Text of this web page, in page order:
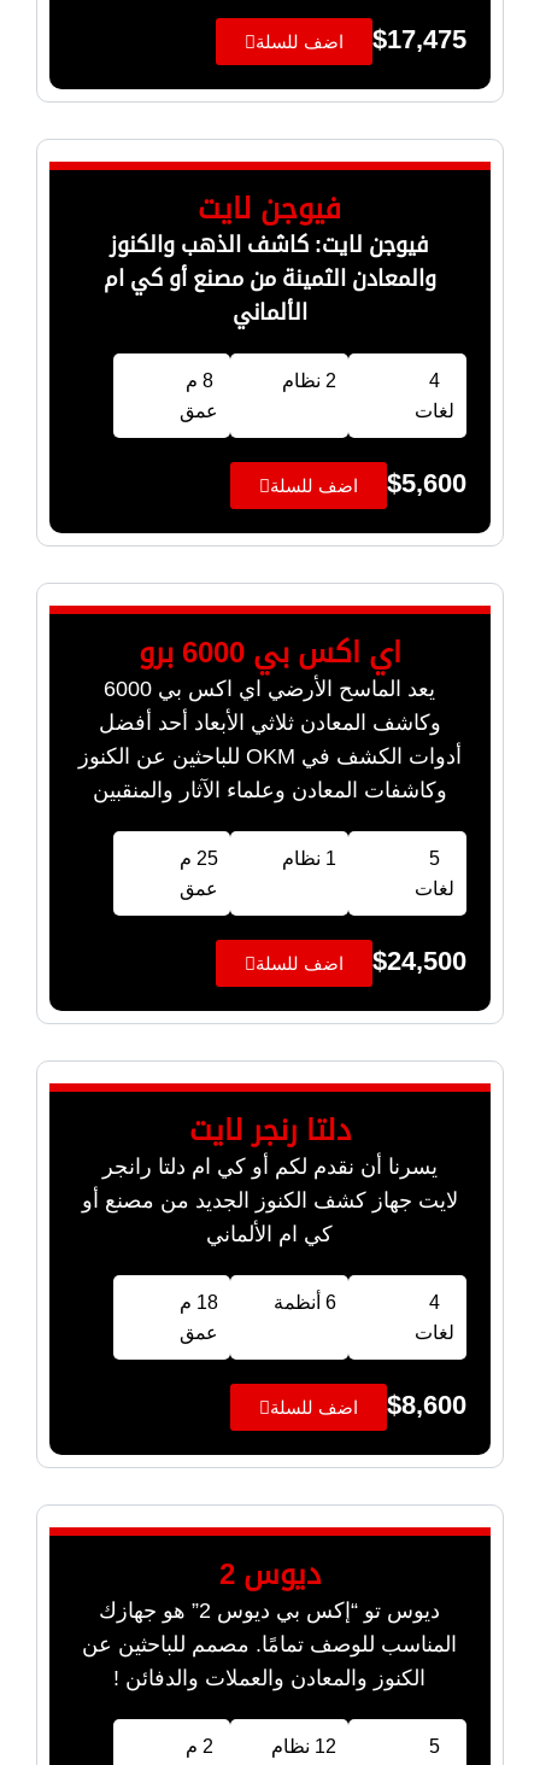
$17,475 اضف للسلة
فيوجن لايت
فيوجن لايت: كاشف الذهب والكنوز
والمعادن الثمينة من مصنع أو كي ام
الألماني
4
لغات
2 نظام
8 م
عمق
$5,600 اضف للسلة
اي اكس بي 6000 برو
يعد الماسح الأرضي اي اكس بي 6000
وكاشف المعادن ثلاثي الأبعاد أحد أفضل
أدوات الكشف في OKM للباحثين عن الكنوز
وكاشفات المعادن وعلماء الآثار والمنقبين
5
لغات
1 نظام
25 م
عمق
$24,500 اضف للسلة
دلتا رنجر لايت
يسرنا أن نقدم لكم أو كي ام دلتا رانجر
لايت جهاز كشف الكنوز الجديد من مصنع أو
كي ام الألماني
4
لغات
6 أنظمة
18 م
عمق
$8,600 اضف للسلة
ديوس 2
ديوس تو “إكس بي ديوس 2” هو جهازك
المناسب للوصف تمامًا. مصمم للباحثين عن
الكنوز والمعادن والعملات والدفائن !
5 12 نظام 2 م